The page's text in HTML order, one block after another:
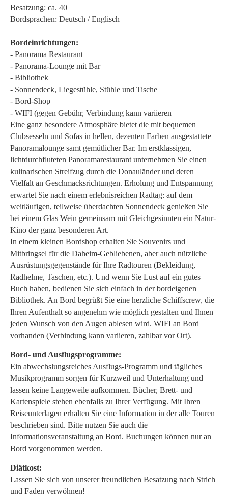
Besatzung: ca. 40
Bordsprachen: Deutsch / Englisch
Bordeinrichtungen:
- Panorama Restaurant
- Panorama-Lounge mit Bar
- Bibliothek
- Sonnendeck, Liegestühle, Stühle und Tische
- Bord-Shop
- WIFI (gegen Gebühr, Verbindung kann variieren
Eine ganz besondere Atmosphäre bietet die mit bequemen
Clubsesseln und Sofas in hellen, dezenten Farben ausgestattete
Panoramalounge samt gemütlicher Bar. Im erstklassigen,
lichtdurchfluteten Panoramarestaurant unternehmen Sie einen
kulinarischen Streifzug durch die Donauländer und deren
Vielfalt an Geschmacksrichtungen. Erholung und Entspannung
erwartet Sie nach einem erlebnisreichen Radtag: auf dem
weitläufigen, teilweise überdachten Sonnendeck genießen Sie
bei einem Glas Wein gemeinsam mit Gleichgesinnten ein Natur-
Kino der ganz besonderen Art.
In einem kleinen Bordshop erhalten Sie Souvenirs und
Mitbringsel für die Daheim-Gebliebenen, aber auch nützliche
Ausrüstungsgegenstände für Ihre Radtouren (Bekleidung,
Radhelme, Taschen, etc.). Und wenn Sie Lust auf ein gutes
Buch haben, bedienen Sie sich einfach in der bordeigenen
Bibliothek. An Bord begrüßt Sie eine herzliche Schiffscrew, die
Ihren Aufenthalt so angenehm wie möglich gestalten und Ihnen
jeden Wunsch von den Augen ablesen wird. WIFI an Bord
vorhanden (Verbindung kann variieren, zahlbar vor Ort).
Bord- und Ausflugsprogramme:
Ein abwechslungsreiches Ausflugs-Programm und tägliches
Musikprogramm sorgen für Kurzweil und Unterhaltung und
lassen keine Langeweile aufkommen. Bücher, Brett- und
Kartenspiele stehen ebenfalls zu Ihrer Verfügung. Mit Ihren
Reiseunterlagen erhalten Sie eine Information in der alle Touren
beschrieben sind. Bitte nutzen Sie auch die
Informationsveranstaltung an Bord. Buchungen können nur an
Bord vorgenommen werden.
Diätkost:
Lassen Sie sich von unserer freundlichen Besatzung nach Strich
und Faden verwöhnen!